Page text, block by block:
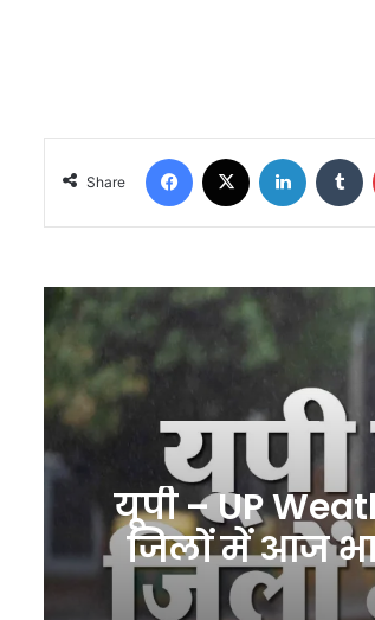
Share
Sport :
इंडियंस का